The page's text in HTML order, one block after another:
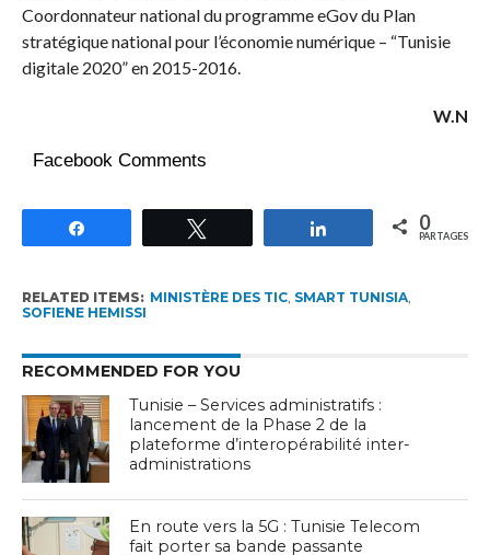
Coordonnateur national du programme eGov du Plan
stratégique national pour l’économie numérique – “Tunisie
digitale 2020” en 2015-2016.
W.N
Facebook Comments
Partagez 0
PARTAGES
RELATED ITEMS: MINISTÈRE DES TIC, SMART TUNISIA,
SOFIENE HEMISSI
RECOMMENDED FOR YOU
Tunisie – Services administratifs :
lancement de la Phase 2 de la
plateforme d’interopérabilité inter-
administrations
En route vers la 5G : Tunisie Telecom
fait porter sa bande passante